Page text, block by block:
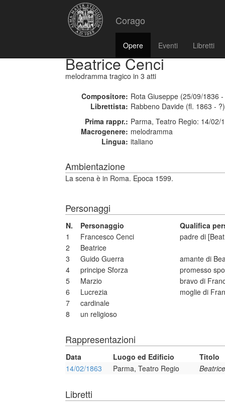
Corago
Opere Eventi Libretti
Beatrice Cenci
melodramma tragico in 3 atti
Compositore: Rota Giuseppe (25/09/1836
Librettista: Rabbeno Davide (fl. 1863 - ?)
Prima rappr.: Parma, Teatro Regio: 14/02/
Macrogenere: melodramma
Lingua: italiano
Ambientazione
La scena è in Roma. Epoca 1599.
Personaggi
N. Personaggio
Qualifica
1
Francesco Cenci
padre di
2
Beatrice
3
Guido Guerra
amante di
4
principe Sforza
promesso
5
Marzio
bravo di
6
Lucrezia
moglie di
7
cardinale
8
un religioso
Rappresentazioni
Data Luogo ed Edificio
Titolo
14/02/1863
Parma, Teatro Regio
Libretti